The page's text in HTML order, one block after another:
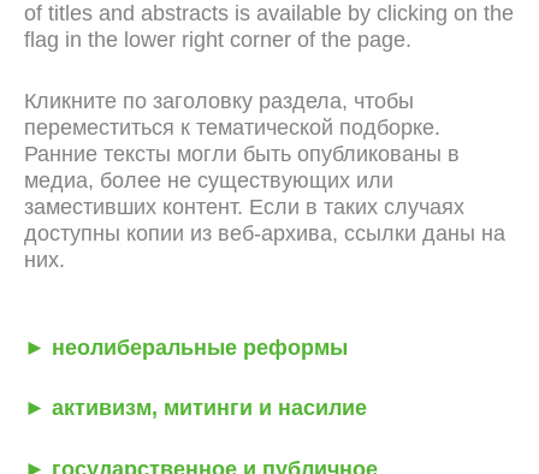
of titles and abstracts is available by clicking on the
flag in the lower right corner of the page.
Кликните по заголовку раздела, чтобы
переместиться к тематической подборке.
Ранние тексты могли быть опубликованы в
медиа, более не существующих или
заместивших контент. Если в таких случаях
доступны копии из веб-архива, ссылки даны на
них.
► неолиберальные реформы
► активизм, митинги и насилие